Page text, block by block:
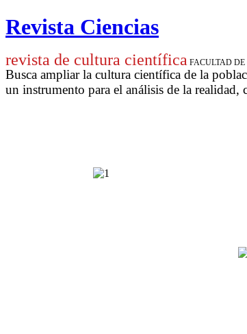
Revista Ciencias
revista de cultura científica FACULTAD
Busca ampliar la cultura científica de la
un instrumento para el análisis de la realidad,